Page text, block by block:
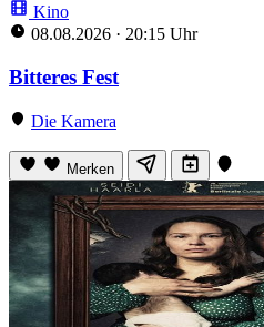
Kino
08.08.2026 · 20:15 Uhr
Bitteres Fest
Die Kamera
Merken